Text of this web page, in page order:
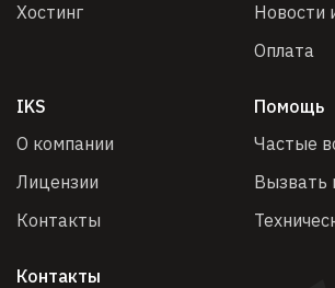
Хостинг
Новости
Оплата
IKS
О компании
Лицензии
Контакты
Помощь
Частые
Вызвать
Контакты